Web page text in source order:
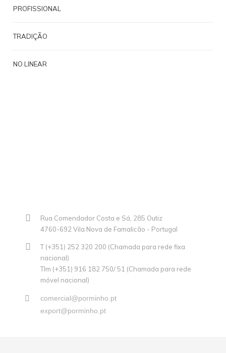
PROFISSIONAL
TRADIÇÃO
NO LINEAR
Rua Comendador Costa e Sá, 285 Outiz
4760-692 Vila Nova de Famalicão - Portugal
T (+351) 252 320 200 (Chamada para rede fixa
nacional)
Tlm (+351) 916 182 750/ 51 (Chamada para rede
móvel nacional)
comercial@porminho.pt
export@porminho.pt